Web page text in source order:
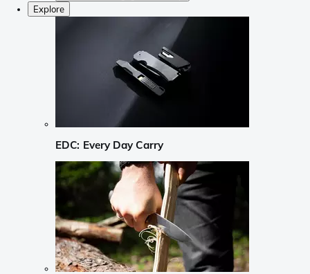
Explore
EDC: Every Day Carry